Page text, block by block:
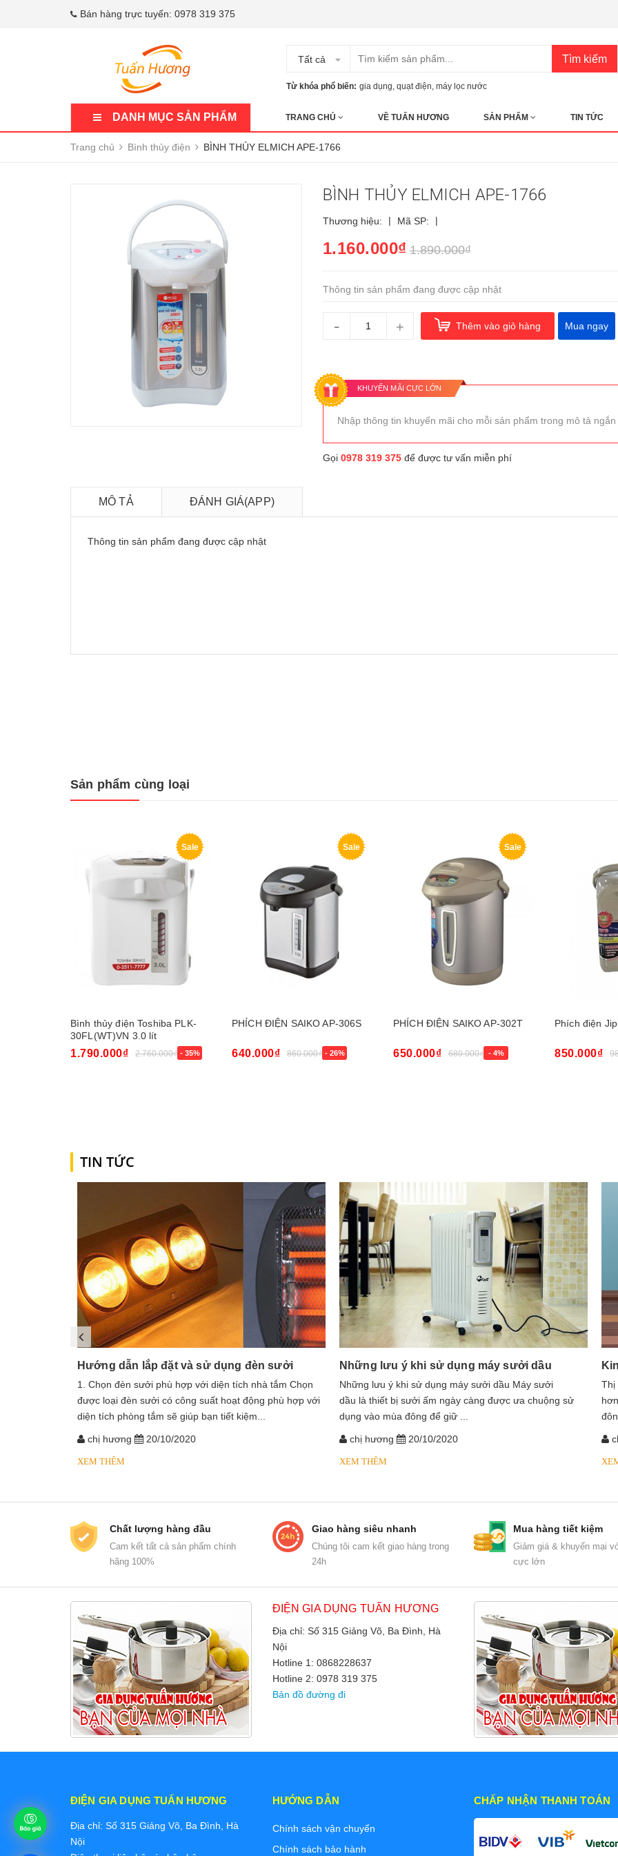
Bán hàng trực tuyến: 0978 319 375
Tất cả Tìm kiếm
Từ khóa phổ biến: gia dụng, quạt điện, máy lọc nước
DANH MỤC SẢN PHẨM TRANG CHỦ VỀ TUẤN HƯƠNG SẢN PHẨM TIN TỨC
Trang chủ Bình thủy điện BÌNH THỦY ELMICH APE-1766
BÌNH THỦY ELMICH APE-1766
Thương hiệu: | Mã SP: |
1.160.000₫ 1.890.000₫
Thông tin sản phẩm đang được cập nhật
- + Thêm vào giỏ hàng Mua ngay
KHUYẾN MÃI CỰC LỚN
Nhập thông tin khuyến mãi cho mỗi sản phẩm trong mô tả ngắn
Gọi 0978 319 375để được tư vấn miễn phí
MÔ TẢ ĐÁNH GIÁ(APP)
Thông tin sản phẩm đang được cập nhật
Sản phẩm cùng loại
Sale
Bình thủy điện Toshiba PLK-
30FL(WT)VN 3.0 lít
1.790.000₫ 2.760.000₫ - 35%
Sale
PHÍCH ĐIỆN SAIKO AP-306S
640.000₫ 860.000₫ - 26%
Sale
PHÍCH ĐIỆN SAIKO AP-302T
650.000₫ 680.000₫ - 4%
Phích điện
850.000₫
TIN TỨC
Hướng dẫn lắp đặt và sử dụng đèn sưởi
1. Chọn đèn sưởi phù hợp với diện tích nhà tắm Chọn
được loại đèn sưởi có công suất hoạt động phù hợp với
diện tích phòng tắm sẽ giúp bạn tiết kiệm...
chị hương 20/10/2020
XEM THÊM
Những lưu ý khi sử dụng máy sưởi dầu
​​​​​​Những lưu ý khi sử dụng máy sưởi dầu Máy sưởi
dầu là thiết bị sưởi ấm ngày càng được ưa chuộng sử
dụng vào mùa đông để giữ ...
chị hương 20/10/2020
XEM THÊM
Thị
Chất lượng hàng đầu
Cam kết tất cả sản phẩm chính
hãng 100%
Giao hàng siêu nhanh
Chúng tôi cam kết giao hàng trong
24h
Mua hàng tiết kiệm
Giảm giá & khuyến mại
cực lớn
ĐIỆN GIA DỤNG TUẤN HƯƠNG
Địa chỉ: Số 315 Giảng Võ, Ba Đình, Hà
Nội
Hotline 1: 0868228637
Hotline 2: 0978 319 375
Bản đồ đường đi
ĐIỆN GIA DỤNG TUẤN HƯƠNG
Địa chỉ: Số 315 Giảng Võ, Ba Đình, Hà
Nội
HƯỚNG DẪN
Chính sách vận chuyển
Chính sách bảo hành
CHẤP NHẬN THANH TOÁN